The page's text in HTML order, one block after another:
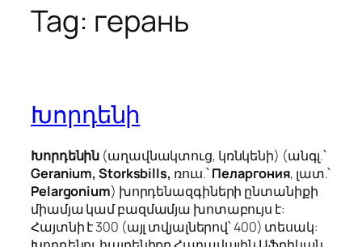
Tag: герань
Խորդենի
Խորդենին (աղավնակտուց, կռնկենի) (անգլ.՝
Geranium, Storksbills, ռուս.՝Пеларгония, լատ.՝
Pelargonium) խորդենազգիների ընտանիքի
միամյա կամ բազմամյա խոտաբույս է:
Հայտնի է 300 (այլ տվյալներով՝ 400) տեսակ: